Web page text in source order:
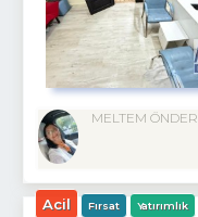
MELTEM ÖNDER
Acil Fırsat Yatırımlık